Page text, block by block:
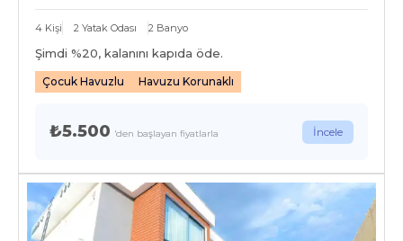
4 Kişi 2 Yatak Odası 2 Banyo
Şimdi %20, kalanını kapıda öde.
Çocuk Havuzlu Havuzu Korunaklı
₺5.500 'den başlayan fiyatlarla İncele